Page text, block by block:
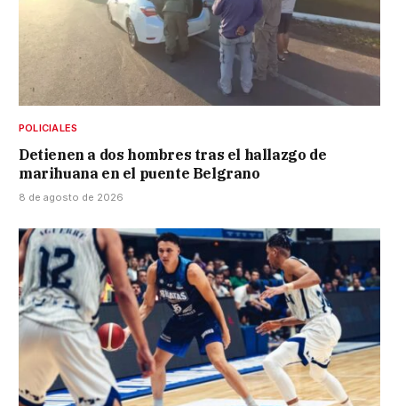
POLICIALES
Detienen a dos hombres tras el hallazgo de
marihuana en el puente Belgrano
8 de agosto de 2026